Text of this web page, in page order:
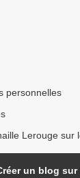
personnelles
Lerouge sur
un blog sur